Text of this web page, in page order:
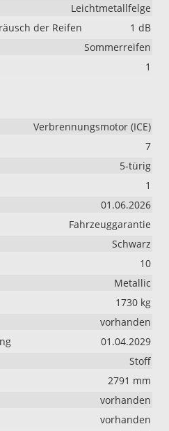
Leichtmetallfelge
der Reifen
1 dB
Sommerreifen
1
Verbrennungsmotor (ICE)
7
5-türig
1
01.06.2026
Fahrzeuggarantie
Schwarz
10
Metallic
1730 kg
vorhanden
01.04.2029
Stoff
2791 mm
vorhanden
vorhanden